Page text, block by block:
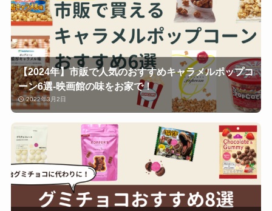
【2024年】市販で人気のおすすめキャラメルポップコ
ーン6選-映画館の味をお家で！
2022年3月2日